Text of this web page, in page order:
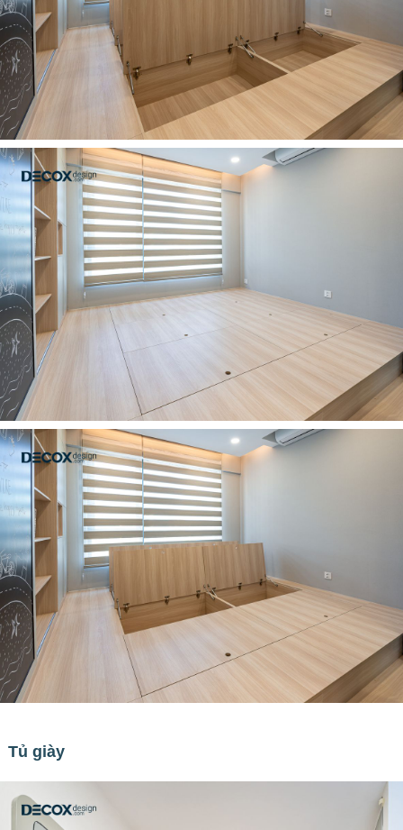
Tủ giày